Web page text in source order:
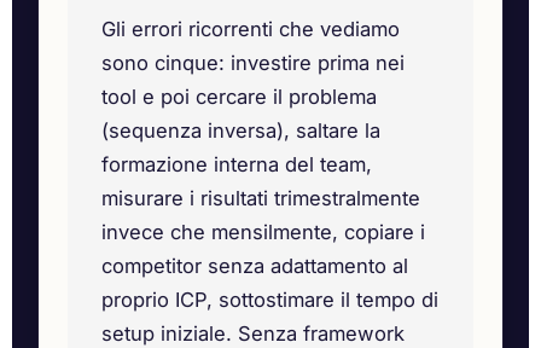
Gli errori ricorrenti che vediamo
sono cinque: investire prima nei
tool e poi cercare il problema
(sequenza inversa), saltare la
formazione interna del team,
misurare i risultati trimestralmente
invece che mensilmente, copiare i
competitor senza adattamento al
proprio ICP, sottostimare il tempo di
setup iniziale. Senza framework